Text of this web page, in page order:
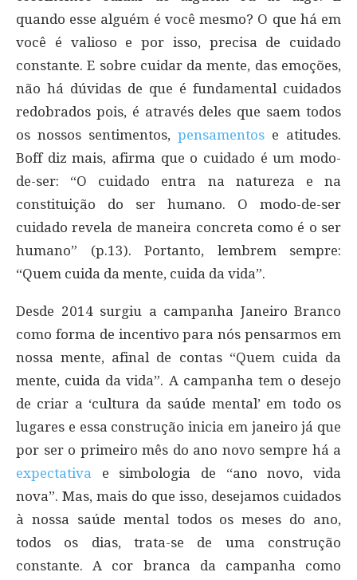
quando esse alguém é você mesmo? O que há em
você é valioso e por isso, precisa de cuidado
constante. E sobre cuidar da mente, das emoções,
não há dúvidas de que é fundamental cuidados
redobrados pois, é através deles que saem todos
os nossos sentimentos, pensamentos e atitudes.
Boff diz mais, afirma que o cuidado é um modo-
de-ser: “O cuidado entra na natureza e na
constituição do ser humano. O modo-de-ser
cuidado revela de maneira concreta como é o ser
humano” (p.13). Portanto, lembrem sempre:
“Quem cuida da mente, cuida da vida”.
Desde 2014 surgiu a campanha Janeiro Branco
como forma de incentivo para nós pensarmos em
nossa mente, afinal de contas “Quem cuida da
mente, cuida da vida”. A campanha tem o desejo
de criar a ‘cultura da saúde mental’ em todo os
lugares e essa construção inicia em janeiro já que
por ser o primeiro mês do ano novo sempre há a
expectativa e simbologia de “ano novo, vida
nova”. Mas, mais do que isso, desejamos cuidados
à nossa saúde mental todos os meses do ano,
todos os dias, trata-se de uma construção
constante. A cor branca da campanha como